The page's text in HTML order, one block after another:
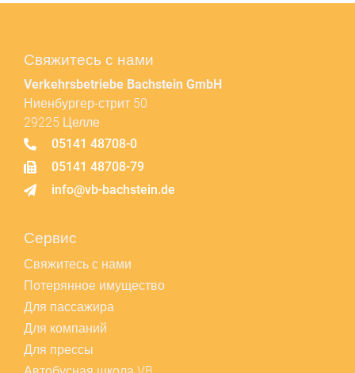
Свяжитесь с нами
Verkehrsbetriebe Bachstein GmbH
Ниенбургер-стрит 50
29225 Целле
05141 48708-0
05141 48708-79
info@vb-bachstein.de
Сервис
Свяжитесь с нами
Потерянное имущество
Для пассажира
Для компаний
Для прессы